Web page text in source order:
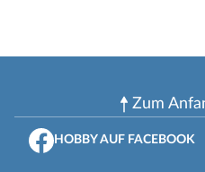
Zum
HOBBY AUF FACEBOOK